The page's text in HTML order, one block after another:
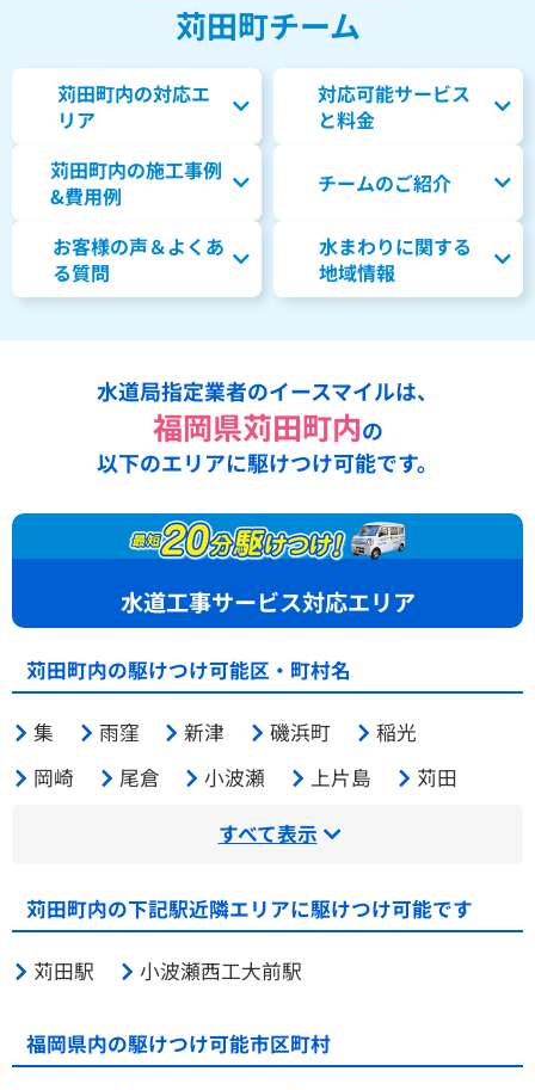
苅田町チーム
苅田町内の対応エ
リア
対応可能サービス
と料金
苅田町内の施工事例
&費用例
チームのご紹介
お客様の声＆よくあ
る質問
水まわりに関する
地域情報
水道局指定業者のイースマイルは、
福岡県苅田町内の
以下のエリアに駆けつけ可能です。
水道工事サービス対応エリア
苅田町内の駆けつけ可能区・町村名
集 雨窪 新津 磯浜町
稲光
岡崎
尾倉 小波瀬 上片島
苅田
すべて表示
苅田町内の下記駅近隣エリアに駆けつけ可能です
苅田駅 小波瀬西工大前駅
福岡県内の駆けつけ可能市区町村